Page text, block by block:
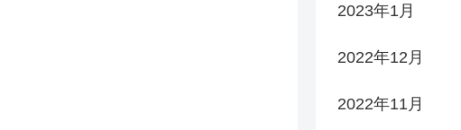
2023年1月
2022年12月
2022年11月